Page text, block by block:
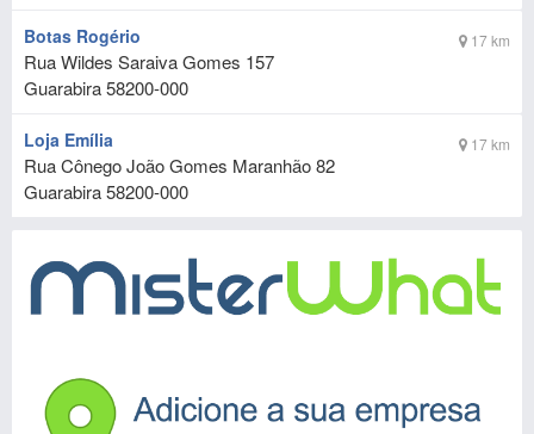
17 km
Botas Rogério
Rua Wildes Saraiva Gomes 157
Guarabira58200-000
17 km
Loja Emília
Rua Cônego João Gomes Maranhão 82
Guarabira58200-000